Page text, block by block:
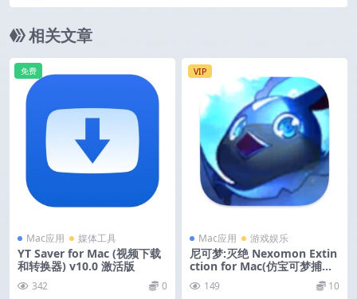
相关文章
Mac应用 媒体工具
YT Saver for Mac (视频下载
和转换器) v10.0 激活版
免费
342 0
VIP
Mac应用 游戏娱乐
尼可梦:灭绝 Nexomon Extin
ction for Mac(仿宝可梦捕获
养成类游戏) v1.1.2 中文版
149 10